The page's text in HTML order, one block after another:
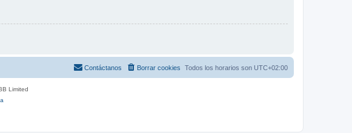
Todos los horarios son UTC+02:00
Borrar cookies
Contáctanos
Limited